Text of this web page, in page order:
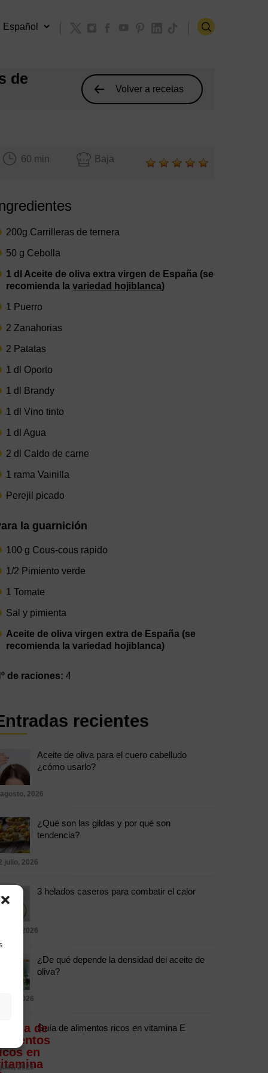
de
Volver a recetas
60 min Baja
200g Carrilleras de ternera
50 g Cebolla
1 dl Aceite de oliva extra virgen de España (se
recomienda lavariedad hojiblanca)
1 Puerro
2 Zanahorias
2 Patatas
1 dl Oporto
1 dl Brandy
1 dl Vino tinto
1 dl Agua
2 dl Caldo de carne
1 rama Vainilla
Perejil picado
la guarnición
100 g Cous-cous rapido
1/2 Pimiento verde
1 Tomate
Sal y pimienta
Aceite de oliva virgen extra de España (se
recomienda la variedad hojiblanca)
de raciones: 4
recientes
Aceite de oliva para el cuero cabelludo
¿cómo usarlo?
2026
¿Qué son las gildas y por qué son
tendencia?
julio, 2026
3 helados caseros para combatir el calor
julio, 2026
¿De qué depende la densidad del aceite de
oliva?
2026
Guía de alimentos ricos en vitamina E
2026